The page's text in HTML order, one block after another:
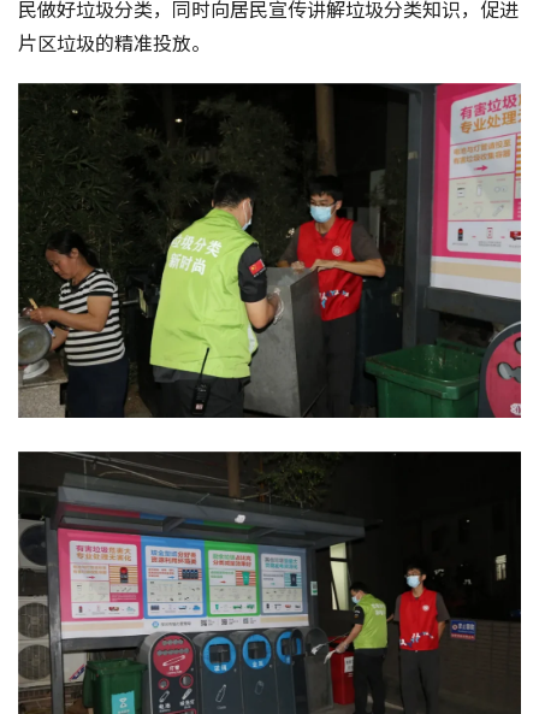
民做好垃圾分类，同时向居民宣传讲解垃圾分类知识，促进
片区垃圾的精准投放。